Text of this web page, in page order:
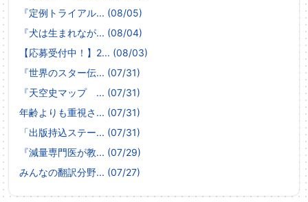
『定例トライアル... (08/05)
『犬は生まれなが... (08/04)
【応募受付中！】2... (08/03)
『世界のスター伝... (07/31)
『天空史マップ ... (07/31)
年齢よりも重視さ... (07/31)
「出版持込ステー... (07/31)
『減量専門医が教... (07/29)
みんなの翻訳分野... (07/27)